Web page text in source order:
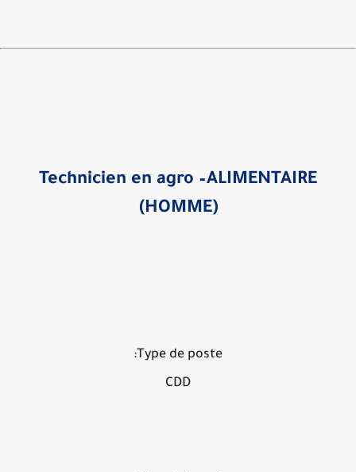
Technicien en agro –ALIMENTAIRE
(HOMME)
Type de poste:
CDD